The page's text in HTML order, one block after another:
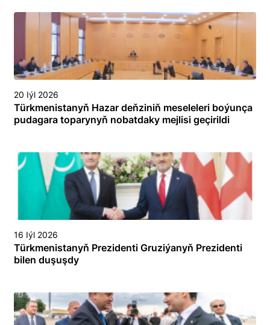
20 Iýl 2026
Türkmenistanyň Hazar deňziniň meseleleri boýunça
pudagara toparynyň nobatdaky mejlisi geçirildi
16 Iýl 2026
Türkmenistanyň Prezidenti Gruziýanyň Prezidenti
bilen duşuşdy